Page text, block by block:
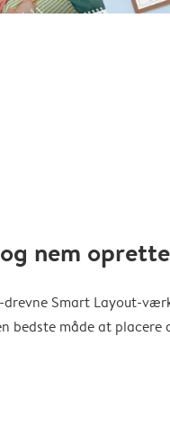
nem
drevne Smart Layout-
bedste måde at